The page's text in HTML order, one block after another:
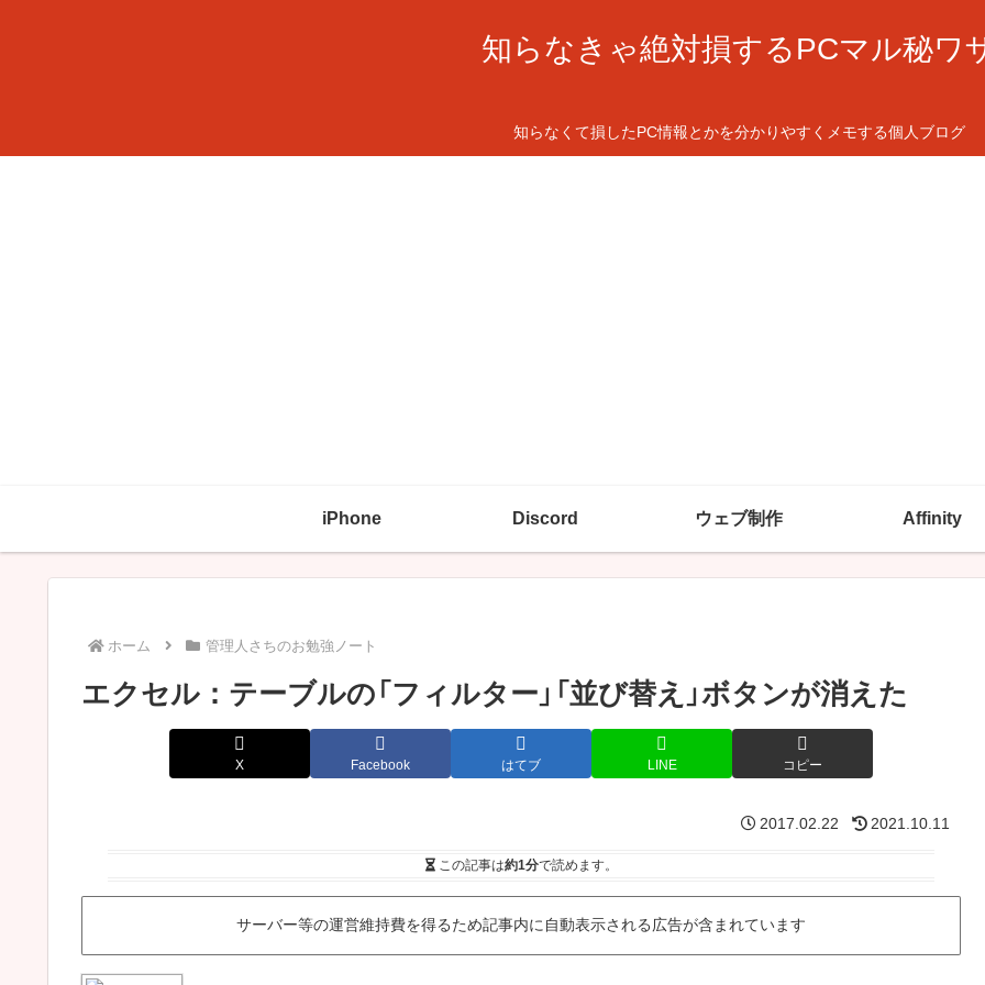
知らなきゃ絶対損するPCマル秘ワ
知らなくて損したPC情報とかを分かりやすくメモする個人ブログ
iPhone Discord ウェブ制作 Affinity
ホーム 管理人さちのお勉強ノート
エクセル：テーブルの「フィルター」「並び替え」ボタンが消えた
X Facebook はてブ LINE コピー
2017.02.22 2021.10.11
この記事は約1分で読めます。
サーバー等の運営維持費を得るため記事内に自動表示される広告が含まれています